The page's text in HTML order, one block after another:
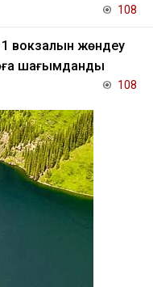
108
1 вокзалын жөндеу
шағымданды
108